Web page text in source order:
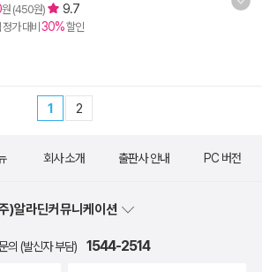
원 (450원) 9.7
가 대비 30%할인
1 2
회사 소개 출판사 안내 PC 버전
)알라딘커뮤니케이션
의 (발신자 부담) 1544-2514